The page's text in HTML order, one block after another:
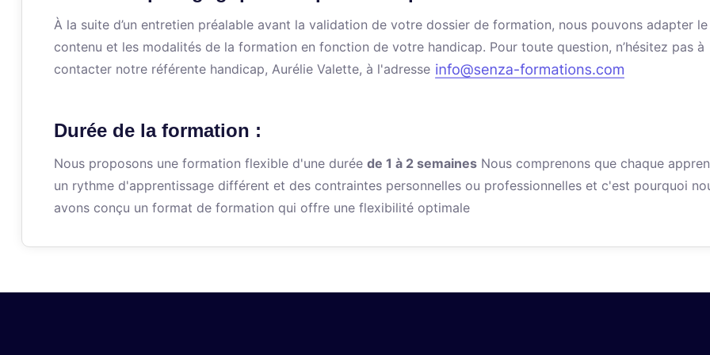
À la suite d’un entretien préalable avant la validation de votre dossier de formation, nous pouvons adapter le
contenu et les modalités de la formation en fonction de votre handicap. Pour toute question, n’hésitez pas à
contacter notre référente handicap, Aurélie Valette, à l'adresse
Durée de la formation :
Nous proposons une formation flexible d'une durée de 1 à 2 semaines Nous comprenons que chaque
un rythme d'apprentissage différent et des contraintes personnelles ou professionnelles et c'est pourquoi
avons conçu un format de formation qui offre une flexibilité optimale